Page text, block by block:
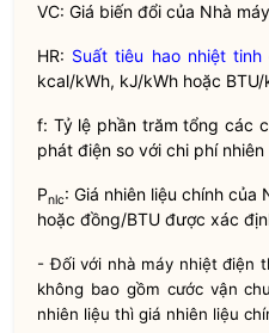
VC: Giá biến đổi của Nhà
HR: Suất tiêu hao nhiệt tinh
kcal/kWh, kJ/kWh hoặc BTU/
f: Tỷ lệ phần trăm tổng các
phát điện so với chi phínhiên
Pnlc: Giá nhiên liệu chính của
hoặc đồng/BTU được xác
- Đối với nhà máy nhiệt điện
không bao gồm cước vận
nhiên liệu thì giá nhiên liệu